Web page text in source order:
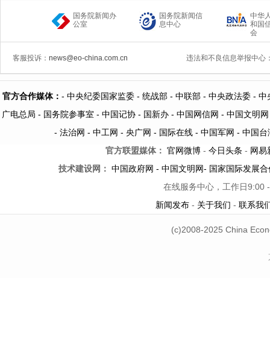
国务院新闻办
公室
国务院新闻信
息中心
中华
和国
会
客服投诉： news@eo-china.com.cn 违法和不良信息举报中心
官方合作媒体： - 中央纪委国家监委 - 统战部 - 中联部- 中央政法委 - 中
广电总局 - 国务院参事室 - 中国记协 - 国新办 - 中国网信网 - 中国文明网
- 法治网 - 中工网 - 央广网 - 国际在线- 中国军网 - 中国台
官方联盟媒体： 官网微博- 今日头条 - 网易
技术建设网： 中国政府网 - 中国文明网- 国家国际发展
在线服务中心，工作日
新闻发布 - 关于我们 - 联系我
(c)2008-2025 China